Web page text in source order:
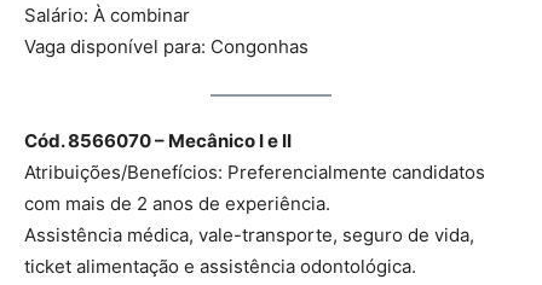
Salário: À combinar
Vaga disponível para: Congonhas
Cód. 8566070 – Mecânico I e II
Atribuições/Benefícios: Preferencialmente candidatos
com mais de 2 anos de experiência.
Assistência médica, vale-transporte, seguro de vida,
ticket alimentação e assistência odontológica.